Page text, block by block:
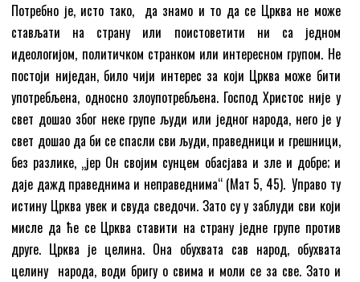
Потребно је, исто тако, да знамо и то да се Црква не може
стављати на страну или поистоветити ни са једном
идеологијом, политичком странком или интересном групом. Не
постоји ниједан, било чији интерес за који Црква може бити
употребљена, односно злоупотребљена. Господ Христос није у
свет дошао због неке групе људи или једног народа, него је у
свет дошао да би се спасли сви људи, праведници и грешници,
без разлике, „јер Он својим сунцем обасјава и зле и добре; и
даје дажд праведнима и неправеднима“ (Мат 5, 45). Управо ту
истину Црква увек и свуда сведочи. Зато су у заблуди сви који
мисле да ће се Црква ставити на страну једне групе против
друге. Црква је целина. Она обухвата сав народ, обухвата
целину народа, води бригу о свима и моли се за све. Зато и